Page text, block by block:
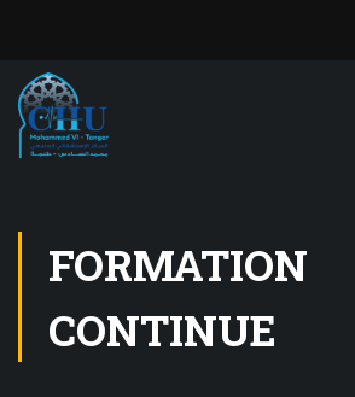
FORMATION
CONTINUE